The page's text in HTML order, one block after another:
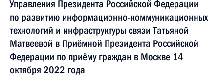
Управления Президента Российской Федерации
по развитию информационно-коммуникационных
технологий и инфраструктуры связи Татьяной
Матвеевой в Приёмной Президента Российской
Федерации по приёму граждан в Москве 14
октября 2022 года